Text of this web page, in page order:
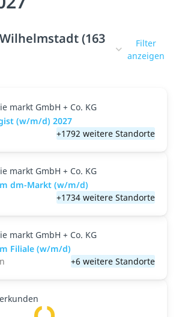
(163
Filter
anzeigen
markt GmbH + Co. KG
(w/m/d) 2027
+1792 weitere Standorte
markt GmbH + Co. KG
dm-Markt (w/m/d)
+1734 weitere Standorte
markt GmbH + Co. KG
Filiale (w/m/d)
+6 weitere Standorte